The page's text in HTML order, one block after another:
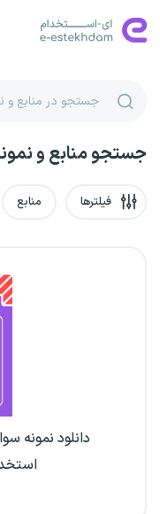
جستجو منابع و
فیلترها منابع
دانلود نمونه